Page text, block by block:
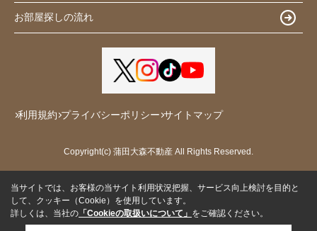
お部屋探しの流れ
利用規約 プライバシーポリシー サイトマップ
Copyright(c) 蒲田大森不動産 All Rights Reserved.
当サイトでは、お客様の当サイト利用状況把握、サービス向上検討を目的と
して、クッキー（Cookie）を使用しています。
詳しくは、当社の 「Cookieの取扱いについて」 をご確認ください。